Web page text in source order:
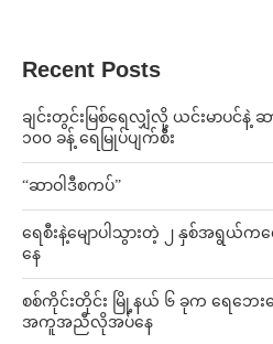
Recent Posts
ချင်းတွင်းမြစ်ရေလျှံလို့ ယင်းမာပင်နဲ့
၁၀၀ ခန့် ရေမြုပ်ပျက်စီး
“ဆာဝါဒီစကပ်”
ရေစီးနဲ့မျောပါသွားတဲ့ ၂ နှစ်အရွယ်ကလ
နေ
စစ်ကိုင်းတိုင်း မြို့နယ် ၆ ခုက ရေဘေးရှ
အကူအညီလိုအပ်နေ